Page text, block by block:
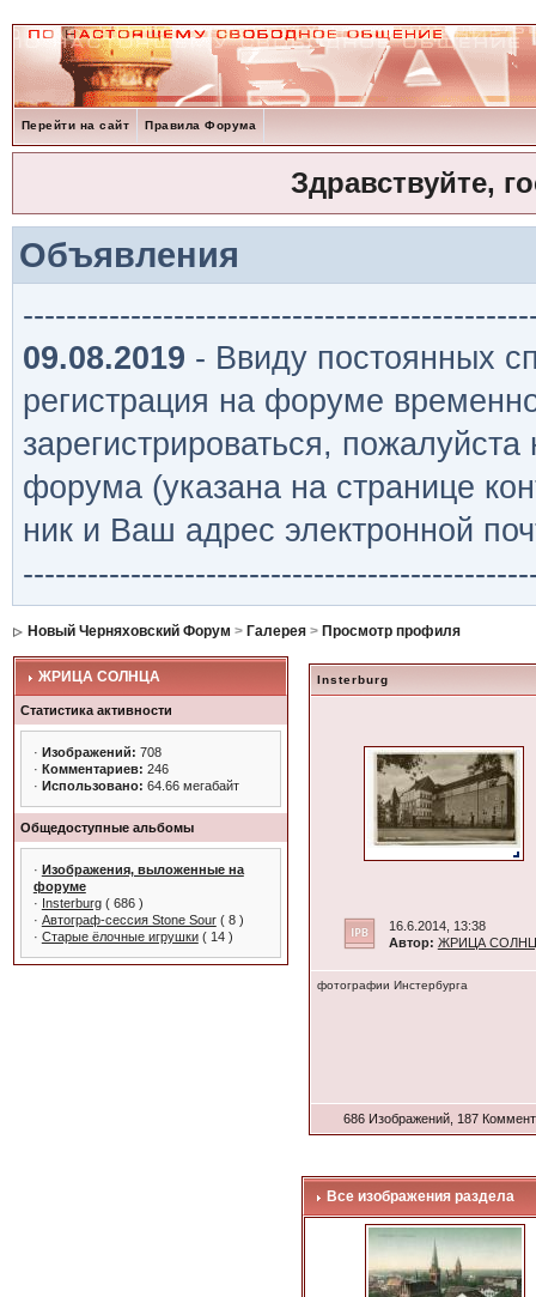
Перейти на сайт Правила Форума
Здравствуйте,
Объявления
09.08.2019 - Ввиду постоянных
регистрация на форуме
зарегистрироваться,
форума (указана на странице
ник и Ваш адрес электронной
Новый Черняховский Форум > Галерея> Просмотр профиля
ЖРИЦА СОЛНЦА
Статистика активности
· Изображений: 708
· Комментариев: 246
· Использовано: 64.66 мегабайт
Общедоступные альбомы
· Изображения, выложенные на
форуме
· Insterburg( 686 )
· Автограф-сессия Stone Sour( 8 )
· Старые ёлочные игрушки( 14 )
Insterburg
16.6.2014, 13:38
Автор: ЖРИЦА
фотографии Инстербурга
686 Изображений, 187
Все изображения раздела